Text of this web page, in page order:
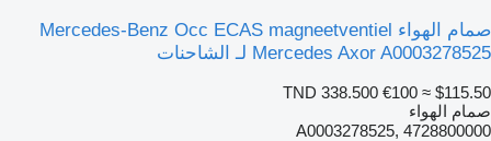
صمام الهواء Mercedes-Benz Occ ECAS magneetventiel
Mercedes Axor A0003278525 لـ الشاحنات
TND 338.500 €100 ≈ $115.50
صمام الهواء
A0003278525, 4728800000